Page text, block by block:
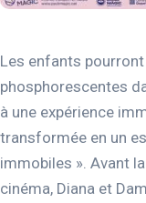
Les enfants
phosphorescentes
à une expérience
transformée en un
immobiles ». Avant
cinéma, Diana et